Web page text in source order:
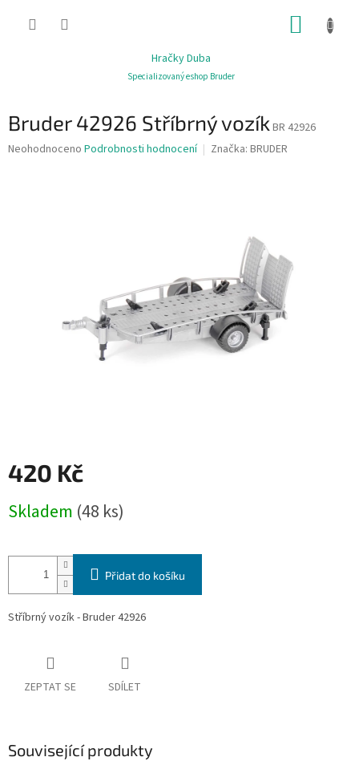
Hračky Duba
Specializovaný eshop Bruder
Bruder 42926 Stříbrný vozík BR 42926
Průměrné
Neohodnoceno Podrobnosti hodnocení Značka: BRUDER
420 Kč
cena:
Skladem (48 ks)
Přidat do košíku
Stříbrný vozík - Bruder 42926
ZEPTAT SE SDÍLET
Související produkty